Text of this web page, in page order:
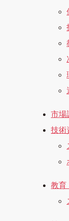
市場
技術
教育